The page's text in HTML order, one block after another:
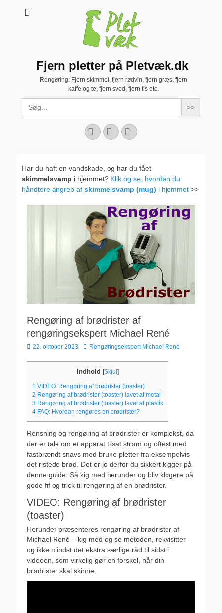
Fjern pletter på Pletvæk.dk
Rengøring: Fjern skimmel, fjern rødvin, fjern græs, fjern
kaffe og te, fjern sved, fjern tis etc.
Search
for:
Facebook
YouTubeInstagram
Har du haft en vandskade, og har du fået
skimmelsvamp i hjemmet? Klik og se, hvordan du
håndtere angreb af skimmelsvamp (mug) i hjemmet >>
Rengøring af brødrister af
rengøringsekspert Michael René
Udgivet
22. oktober 2023 Forfatter
Rengøringsekspert Michael René
Indhold [Skjul]
1 VIDEO: Rengøring af brødrister (toaster)
2 Rengøring af brødrister (toaster) lavet af metal
3 Rengøring af brødrister (toaster) lavet af plastik
4 FAQ: Hvordan rengøres en brødrister?
Rensning og rengøring af brødrister er komplekst, da
der er tale om et apparat tilsat strøm og oftest med
fastbrændt snavs med brune pletter fra eksempelvis
det ristede brød. Det er jo derfor du sikkert kigger på
denne guide. Så kig med herunder og bliv klogere på
gode fif og trick til rengøring af en brødrister.
VIDEO: Rengøring af brødrister
(toaster)
Herunder præsenteres rengøring af brødrister af
Michael René – kig med og se metoden, rekvisitter
og ikke mindst det ekstra særlige råd til sidst i
videoen, som virkelig gør en forskel, når din
brødrister skal skinne.